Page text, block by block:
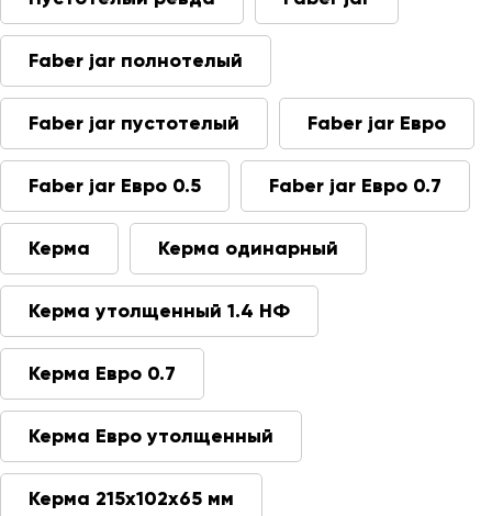
Faber jar полнотелый
Faber jar пустотелый Faber jar Евро
Faber jar Евро 0.5 Faber jar Евро 0.7
Керма Керма одинарный
Керма утолщенный 1.4 НФ
Керма Евро 0.7
Керма Евро утолщенный
Керма 215х102х65 мм